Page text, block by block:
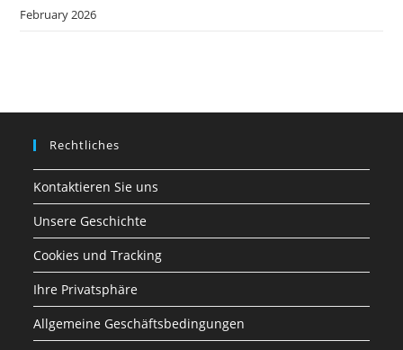
February 2026
Rechtliches
Kontaktieren Sie uns
Unsere Geschichte
Cookies und Tracking
Ihre Privatsphäre
Allgemeine Geschäftsbedingungen